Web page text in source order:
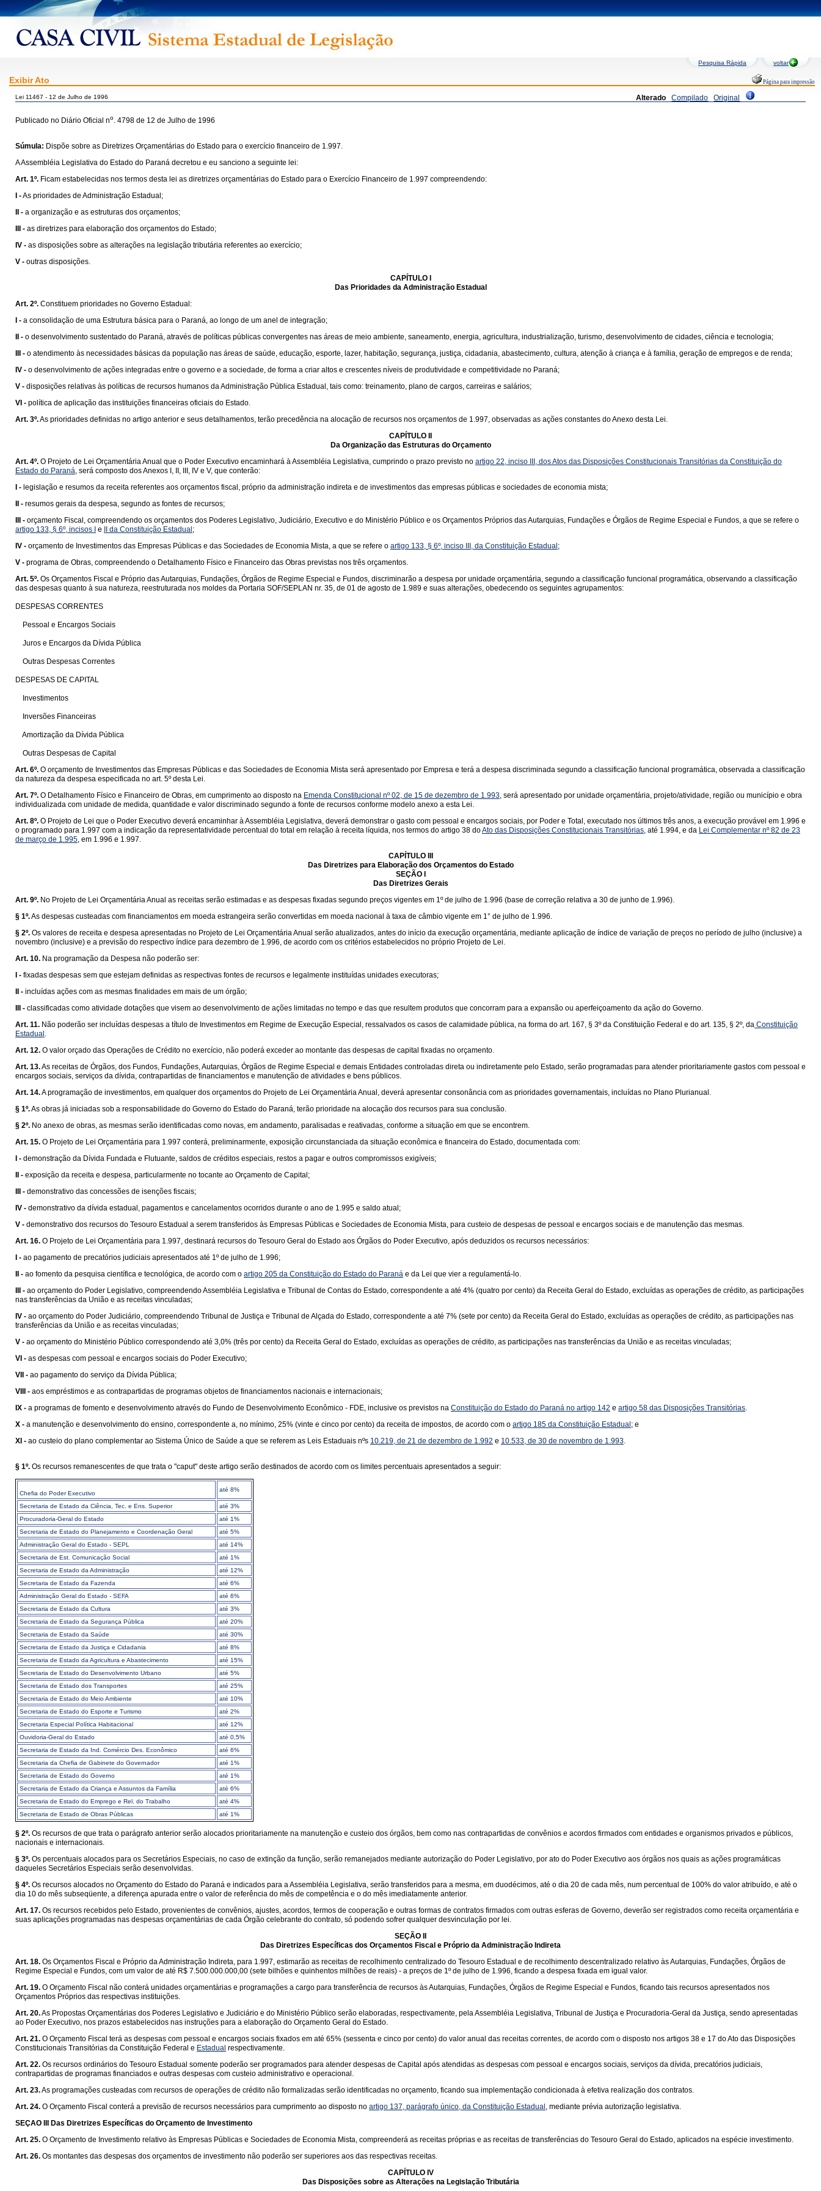
Pesquisa Rápida voltar
Exibir Ato Página para impressão
Alterado Compilado Original
Lei 11467 - 12 de Julho de 1996
Publicado no Diário Oficial no. 4798 de 12 de Julho de 1996
Súmula: Dispõe sobre as Diretrizes Orçamentárias do Estado para o exercício financeiro de 1.997.
A Assembléia Legislativa do Estado do Paraná decretou e eu sanciono a seguinte lei:
Art. 1º. Ficam estabelecidas nos termos desta lei as diretrizes orçamentárias do Estado para o Exercício Financeiro de 1.997 compreendendo:
I -As prioridades de Administração Estadual;
II - a organização e as estruturas dos orçamentos;
III - as diretrizes para elaboração dos orçamentos do Estado;
IV - as disposições sobre as alterações na legislação tributária referentes ao exercício;
V - outras disposições.
CAPÍTULO I
Das Prioridades da Administração Estadual
Art. 2º. Constituem prioridades no Governo Estadual:
I - a consolidação de uma Estrutura básica para o Paraná, ao longo de um anel de integração;
II - o desenvolvimento sustentado do Paraná, através de políticas públicas convergentes nas áreas de meio ambiente, saneamento, energia, agricultura, industrialização, turismo, desenvolvimento de cidades, ciência e tecnologia;
III - o atendimento às necessidades básicas da população nas áreas de saúde, educação, esporte, lazer, habitação, segurança, justiça, cidadania, abastecimento, cultura, atenção à criança e à família, geração de empregos e de renda;
IV - o desenvolvimento de ações integradas entre o governo e a sociedade, de forma a criar altos e crescentes níveis de produtividade e competitividade no Paraná;
V - disposições relativas às políticas de recursos humanos da Administração Pública Estadual, tais como: treinamento, plano de cargos, carreiras e salários;
VI - política de aplicação das instituições financeiras oficiais do Estado.
Art. 3º.As prioridades definidas no artigo anterior e seus detalhamentos, terão precedência na alocação de recursos nos orçamentos de 1.997, observadas as ações constantes do Anexo desta Lei.
CAPÍTULO II
Da Organização das Estruturas do Orçamento
Art. 4º. O Projeto de Lei Orçamentária Anual que o Poder Executivo encaminhará à Assembléia Legislativa, cumprindo o prazo previsto no artigo 22, inciso III, dos Atos das Disposições Constitucionais Transitórias da Constituição do
Estado do Paraná, será composto dos Anexos I, II, III, IV e V, que conterão:
I - legislação e resumos da receita referentes aos orçamentos fiscal, próprio da administração indireta e de investimentos das empresas públicas e sociedades de economia mista;
II - resumos gerais da despesa, segundo as fontes de recursos;
III - orçamento Fiscal, compreendendo os orçamentos dos Poderes Legislativo, Judiciário, Executivo e do Ministério Público e os Orçamentos Próprios das Autarquias, Fundações e Órgãos de Regime Especial e Fundos, a que se refere o
artigo 133, § 6º, incisos I
e II da Constituição Estadual ;
IV - orçamento de Investimentos das Empresas Públicas e das Sociedades de Economia Mista, a que se refere o artigo 133, § 6º, inciso III, da Constituição Estadual ;
V - programa de Obras, compreendendo o Detalhamento Físico e Financeiro das Obras previstas nos três orçamentos.
Art. 5º. Os Orçamentos Fiscal e Próprio das Autarquias, Fundações, Órgãos de Regime Especial e Fundos, discriminarão a despesa por unidade orçamentária, segundo a classificação funcional programática, observando a classificação
das despesas quanto à sua natureza, reestruturada nos moldes da Portaria SOF/SEPLAN nr. 35, de 01 de agosto de 1.989 e suas alterações, obedecendo os seguintes agrupamentos:
DESPESAS CORRENTES
Pessoal e Encargos Sociais
Juros e Encargos da Dívida Pública
Outras Despesas Correntes
DESPESAS DE CAPITAL
Investimentos
Inversões Financeiras
Amortização da Dívida Pública
Outras Despesas de Capital
Art. 6º. O orçamento de Investimentos das Empresas Públicas e das Sociedades de Economia Mista será apresentado por Empresa e terá a despesa discriminada segundo a classificação funcional programática, observada a classificação
da natureza da despesa especificada no art. 5º desta Lei.
Art. 7º. O Detalhamento Físico e Financeiro de Obras, em cumprimento ao disposto na Emenda Constitucional nº 02, de 15 de dezembro de 1.993, será apresentado por unidade orçamentária, projeto/atividade, região ou município e obra
individualizada com unidade de medida, quantidade e valor discriminado segundo a fonte de recursos conforme modelo anexo a esta Lei.
Art. 8º. O Projeto de Lei que o Poder Executivo deverá encaminhar à Assembléia Legislativa, deverá demonstrar o gasto com pessoal e encargos sociais, por Poder e Total, executado nos últimos três anos, a execução provável em 1.996 e
o programado para 1.997 com a indicação da representatividade percentual do total em relação à receita líquida, nos termos do artigo 38 doAto das Disposições Constitucionais Transitórias, até 1.994, e da Lei Complementar nº 82 de 23
de março de 1.995, em 1.996 e 1.997.
CAPÍTULO III
Das Diretrizes para Elaboração dos Orçamentos do Estado
SEÇÃO I
Das Diretrizes Gerais
Art. 9º. No Projeto de Lei Orçamentária Anual as receitas serão estimadas e as despesas fixadas segundo preços vigentes em 1º de julho de 1.996 (base de correção relativa a 30 de junho de 1.996).
§ 1º.As despesas custeadas com financiamentos em moeda estrangeira serão convertidas em moeda nacional à taxa de câmbio vigente em 1° de julho de 1.996.
§ 2º. Os valores de receita e despesa apresentadas no Projeto de Lei Orçamentária Anual serão atualizados, antes do início da execução orçamentária, mediante aplicação de índice de variação de preços no período de julho (inclusive) a
novembro (inclusive) e a previsão do respectivo índice para dezembro de 1.996, de acordo com os critérios estabelecidos no próprio Projeto de Lei.
Art. 10. Na programação da Despesa não poderão ser:
I - fixadas despesas sem que estejam definidas as respectivas fontes de recursos e legalmente instituídas unidades executoras;
II - incluídas ações com as mesmas finalidades em mais de um órgão;
III - classificadas como atividade dotações que visem ao desenvolvimento de ações limitadas no tempo e das que resultem produtos que concorram para a expansão ou aperfeiçoamento da ação do Governo.
Art. 11. Não poderão ser incluídas despesas a título de Investimentos em Regime de Execução Especial, ressalvados os casos de calamidade pública, na forma do art. 167, § 3º da Constituição Federal e do art. 135, § 2º, da Constituição
Estadual .
Art. 12. O valor orçado das Operações de Crédito no exercício, não poderá exceder ao montante das despesas de capital fixadas no orçamento.
Art. 13.As receitas de Órgãos, dos Fundos, Fundações, Autarquias, Órgãos de Regime Especial e demais Entidades controladas direta ou indiretamente pelo Estado, serão programadas para atender prioritariamente gastos com pessoal e
encargos sociais, serviços da dívida, contrapartidas de financiamentos e manutenção de atividades e bens públicos.
Art. 14.A programação de investimentos, em qualquer dos orçamentos do Projeto de Lei Orçamentária Anual, deverá apresentar consonância com as prioridades governamentais, incluídas no Plano Plurianual.
§ 1º.As obras já iniciadas sob a responsabilidade do Governo do Estado do Paraná, terão prioridade na alocação dos recursos para sua conclusão.
§ 2º. No anexo de obras, as mesmas serão identificadas como novas, em andamento, paralisadas e reativadas, conforme a situação em que se encontrem.
Art. 15. O Projeto de Lei Orçamentária para 1.997 conterá, preliminarmente, exposição circunstanciada da situação econômica e financeira do Estado, documentada com:
I - demonstração da Dívida Fundada e Flutuante, saldos de créditos especiais, restos a pagar e outros compromissos exigíveis;
II - exposição da receita e despesa, particularmente no tocante ao Orçamento de Capital;
III - demonstrativo das concessões de isenções fiscais;
IV - demonstrativo da dívida estadual, pagamentos e cancelamentos ocorridos durante o ano de 1.995 e saldo atual;
V - demonstrativo dos recursos do Tesouro Estadual a serem transferidos às Empresas Públicas e Sociedades de Economia Mista, para custeio de despesas de pessoal e encargos sociais e de manutenção das mesmas.
Art. 16. O Projeto de Lei Orçamentária para 1.997, destinará recursos do Tesouro Geral do Estado aos Órgãos do Poder Executivo, após deduzidos os recursos necessários:
I - ao pagamento de precatórios judiciais apresentados até 1º de julho de 1.996;
II - ao fomento da pesquisa científica e tecnológica, de acordo com o artigo 205 da Constituição do Estado do Paraná e da Lei que vier a regulamentá-lo.
III - ao orçamento do Poder Legislativo, compreendendo Assembléia Legislativa e Tribunal de Contas do Estado, correspondente a até 4% (quatro por cento) da Receita Geral do Estado, excluídas as operações de crédito, as participações
nas transferências da União e as receitas vinculadas;
IV - ao orçamento do Poder Judiciário, compreendendo Tribunal de Justiça e Tribunal de Alçada do Estado, correspondente a até 7% (sete por cento) da Receita Geral do Estado, excluídas as operações de crédito, as participações nas
transferências da União e as receitas vinculadas;
V - ao orçamento do Ministério Público correspondendo até 3,0% (três por cento) da Receita Geral do Estado, excluídas as operações de crédito, as participações nas transferências da União e as receitas vinculadas;
VI - as despesas com pessoal e encargos sociais do Poder Executivo;
VII - ao pagamento do serviço da Dívida Pública;
VIII - aos empréstimos e as contrapartidas de programas objetos de financiamentos nacionais e internacionais;
IX - a programas de fomento e desenvolvimento através do Fundo de Desenvolvimento Econômico - FDE, inclusive os previstos na Constituição do Estado do Paraná no artigo 142 e artigo 58 das Disposições Transitórias.
X - a manutenção e desenvolvimento do ensino, correspondente a, no mínimo, 25% (vinte e cinco por cento) da receita de impostos, de acordo com o artigo 185 da Constituição Estadual ; e
XI - ao custeio do plano complementar ao Sistema Único de Saúde a que se referem as Leis Estaduais nºs 10.219, de 21 de dezembro de 1.992 e 10.533, de 30 de novembro de 1.993.
§ 1º. Os recursos remanescentes de que trata o "caput" deste artigo serão destinados de acordo com os limites percentuais apresentados a seguir:
Chefia do Poder Executivo
até 8%
Secretaria de Estado da Ciência, Tec. e Ens. Superior
até 3%
Procuradoria-Geral do Estado
até 1%
Secretaria de Estado do Planejamento e Coordenação Geral
até 5%
Administração Geral do Estado - SEPL
até 14%
Secretaria de Est. Comunicação Social
até 1%
Secretaria de Estado da Administração
até 12%
Secretaria de Estado da Fazenda
até 6%
Administração Geral do Estado - SEFA
até 6%
Secretaria de Estado da Cultura
até 3%
Secretaria de Estado da Segurança Pública
até 20%
Secretaria de Estado da Saúde
até 30%
Secretaria de Estado da Justiça e Cidadania
até 8%
Secretaria de Estado da Agricultura e Abastecimento
até 15%
Secretaria de Estado do Desenvolvimento Urbano
até 5%
Secretaria de Estado dos Transportes
até 25%
Secretaria de Estado do Meio Ambiente
até 10%
Secretaria de Estado do Esporte e Turismo
até 2%
Secretaria Especial Política Habitacional
até 12%
Ouvidoria-Geral do Estado
até 0,5%
Secretaria de Estado da Ind. Comércio Des. Econômico
até 6%
Secretaria da Chefia de Gabinete do Governador
até 1%
Secretaria de Estado do Governo
até 1%
Secretaria de Estado da Criança e Assuntos da Família
até 6%
Secretaria de Estado do Emprego e Rel. do Trabalho
até 4%
Secretaria de Estado de Obras Públicas
até 1%
§ 2º. Os recursos de que trata o parágrafo anterior serão alocados prioritariamente na manutenção e custeio dos órgãos, bem como nas contrapartidas de convênios e acordos firmados com entidades e organismos privados e públicos,
nacionais e internacionais.
§ 3º. Os percentuais alocados para os Secretários Especiais, no caso de extinção da função, serão remanejados mediante autorização do Poder Legislativo, por ato do Poder Executivo aos órgãos nos quais as ações programáticas
daqueles Secretários Especiais serão desenvolvidas.
§ 4º. Os recursos alocados no Orçamento do Estado do Paraná e indicados para a Assembléia Legislativa, serão transferidos para a mesma, em duodécimos, até o dia 20 de cada mês, num percentual de 100% do valor atribuído, e até o
dia 10 do mês subseqüente, a diferença apurada entre o valor de referência do mês de competência e o do mês imediatamente anterior.
Art. 17. Os recursos recebidos pelo Estado, provenientes de convênios, ajustes, acordos, termos de cooperação e outras formas de contratos firmados com outras esferas de Governo, deverão ser registrados como receita orçamentária e
suas aplicações programadas nas despesas orçamentárias de cada Órgão celebrante do contrato, só podendo sofrer qualquer desvinculação por lei.
SEÇÃO II
Das Diretrizes Específicas dos Orçamentos Fiscal e Próprio da Administração Indireta
Art. 18. Os Orçamentos Fiscal e Próprio da Administração Indireta, para 1.997, estimarão as receitas de recolhimento centralizado do Tesouro Estadual e de recolhimento descentralizado relativo às Autarquias, Fundações, Órgãos de
Regime Especial e Fundos, com um valor de até R$ 7.500.000.000,00 (sete bilhões e quinhentos milhões de reais) - a preços de 1º de julho de 1.996, ficando a despesa fixada em igual valor.
Art. 19. O Orçamento Fiscal não conterá unidades orçamentárias e programações a cargo para transferência de recursos às Autarquias, Fundações, Órgãos de Regime Especial e Fundos, ficando tais recursos apresentados nos
Orçamentos Próprios das respectivas instituições.
Art. 20.As Propostas Orçamentárias dos Poderes Legislativo e Judiciário e do Ministério Público serão elaboradas, respectivamente, pela Assembléia Legislativa, Tribunal de Justiça e Procuradoria-Geral da Justiça, sendo apresentadas
ao Poder Executivo, nos prazos estabelecidos nas instruções para a elaboração do Orçamento Geral do Estado.
Art. 21. O Orçamento Fiscal terá as despesas com pessoal e encargos sociais fixados em até 65% (sessenta e cinco por cento) do valor anual das receitas correntes, de acordo com o disposto nos artigos 38 e 17 do Ato das Disposições
Constitucionais Transitórias da Constituição Federal e Estadual respectivamente.
Art. 22. Os recursos ordinários do Tesouro Estadual somente poderão ser programados para atender despesas de Capital após atendidas as despesas com pessoal e encargos sociais, serviços da dívida, precatórios judiciais,
contrapartidas de programas financiados e outras despesas com custeio administrativo e operacional.
Art. 23.As programações custeadas com recursos de operações de crédito não formalizadas serão identificadas no orçamento, ficando sua implementação condicionada à efetiva realização dos contratos.
Art. 24. O Orçamento Fiscal conterá a previsão de recursos necessários para cumprimento ao disposto no artigo 137, parágrafo único, da Constituição Estadual , mediante prévia autorização legislativa.
SEÇAO III
Das Diretrizes Específicas do Orçamento de Investimento
Art. 25. O Orçamento de Investimento relativo às Empresas Públicas e Sociedades de Economia Mista, compreenderá as receitas próprias e as receitas de transferências do Tesouro Geral do Estado, aplicados na espécie investimento.
Art. 26. Os montantes das despesas dos orçamentos de investimento não poderão ser superiores aos das respectivas receitas.
CAPÍTULO IV
Das Disposições sobre as Alterações na Legislação Tributária